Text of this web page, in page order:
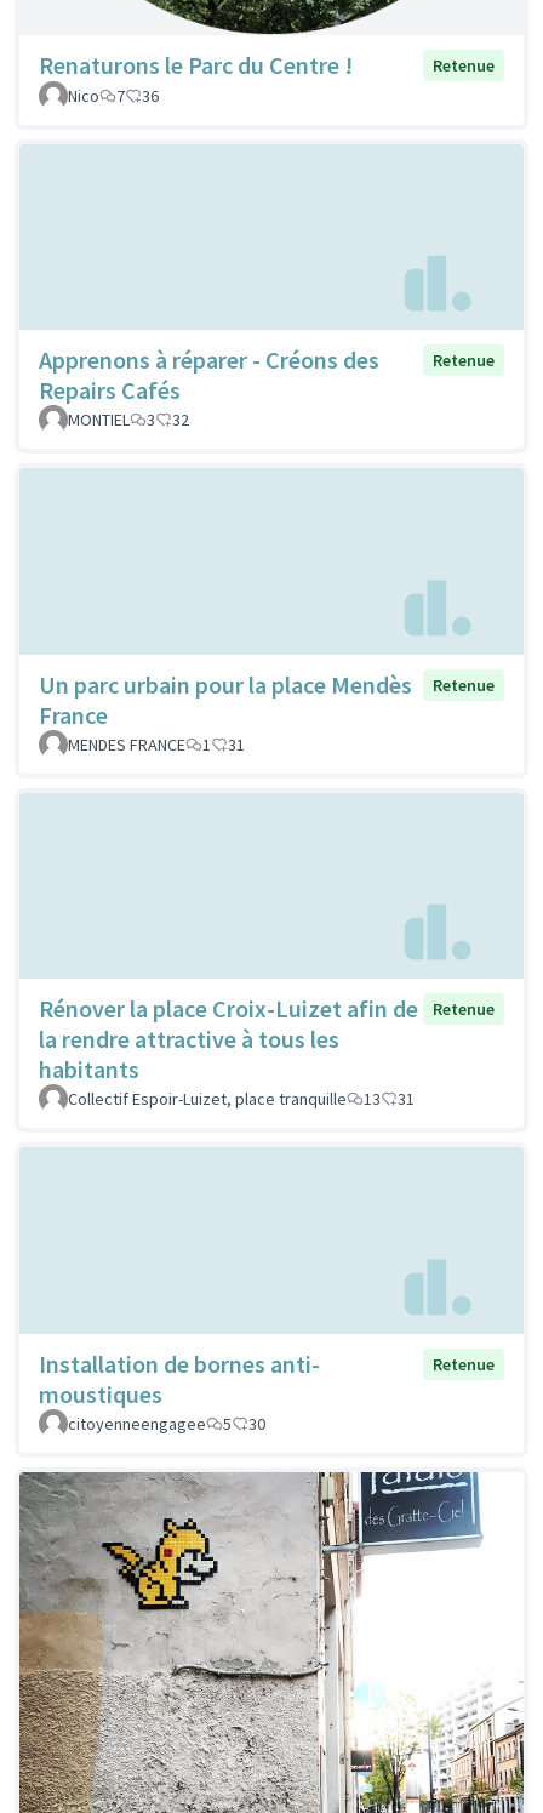
Renaturons le Parc du Centre !
Retenue
Nico
7 36
Apprenons à réparer - Créons des
Repairs Cafés
Retenue
MONTIEL 3 32
Un parc urbain pour la place Mendès
France
Retenue
MENDES FRANCE 1 31
Rénover la place Croix-Luizet afin de
la rendre attractive à tous les
habitants
Retenue
Collectif Espoir-Luizet, place tranquille 13 31
Installation de bornes anti-
moustiques
Retenue
citoyenneengagee 5 30